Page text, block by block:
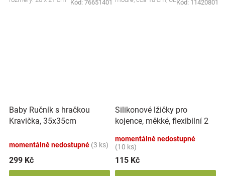
Kód: 76651401 Kód: 11420801
Baby Ručník s hračkou
Kravička, 35x35cm
momentálně nedostupné (3 ks)
299 Kč
Silikonové lžičky pro
kojence, měkké, flexibilní 2
momentálně nedostupné
(10 ks)
115 Kč